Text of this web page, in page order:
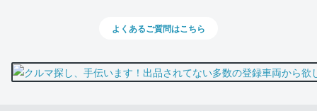
よくあるご質問はこちら